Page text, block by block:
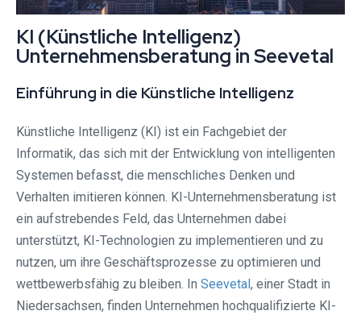
KI (Künstliche Intelligenz)
Unternehmensberatung in Seevetal⁠
Einführung in die Künstliche Intelligenz
Künstliche Intelligenz (KI) ist ein Fachgebiet der
Informatik, das sich mit der Entwicklung von intelligenten
Systemen befasst, die menschliches Denken und
Verhalten imitieren können. KI-Unternehmensberatung ist
ein aufstrebendes Feld, das Unternehmen dabei
unterstützt, KI-Technologien zu implementieren und zu
nutzen, um ihre Geschäftsprozesse zu optimieren und
wettbewerbsfähig zu bleiben. In Seevetal⁠, einer Stadt in
Niedersachsen, finden Unternehmen hochqualifizierte KI-